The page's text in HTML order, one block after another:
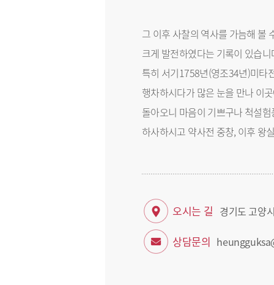
그 이후 사찰의 역사를 가늠해 볼
크게 발전하였다는 기록이 있습니
특히 서기1758년(영조34년)미타
행차하시다가 많은 눈을 만나 이
돌아오니 마음이 기쁘구나 척설
하사하시고 약사전 중창, 이후 왕
오시는 길 경기도 고양
상담문의